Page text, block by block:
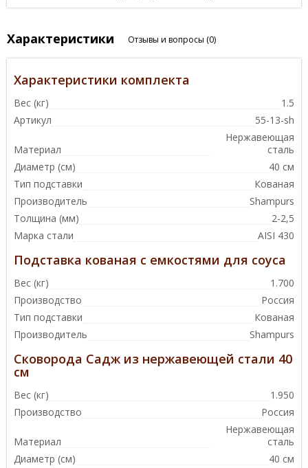
Характеристики Отзывы и вопросы (0)
Характеристики комплекта
Вес (кг)
1.5
Артикул
55-13-sh
Материал
Нержавеющая
сталь
Диаметр (см)
40 см
Тип подставки
Кованая
Производитель
Shampurs
Толщина (мм)
2-2,5
Марка стали
AISI 430
Подставка кованая с емкостями для соуса
Вес (кг)
1.700
Производство
Россия
Тип подставки
Кованая
Производитель
Shampurs
Сковорода Садж из нержавеющей стали 40
см
Вес (кг)
1.950
Производство
Россия
Материал
Нержавеющая
сталь
Диаметр (см)
40 см